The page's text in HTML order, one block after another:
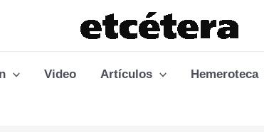
Video Artículos Hemeroteca